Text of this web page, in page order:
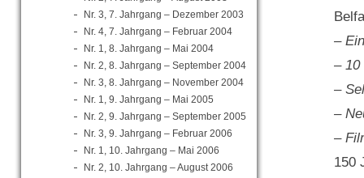
Nr. 3, 7. Jahrgang – Dezember 2003
Nr. 4, 7. Jahrgang – Februar 2004
Nr. 1, 8. Jahrgang – Mai 2004
Nr. 2, 8. Jahrgang – September 2004
Nr. 3, 8. Jahrgang – November 2004
Nr. 1, 9. Jahrgang – Mai 2005
Nr. 2, 9. Jahrgang – September 2005
Nr. 3, 9. Jahrgang – Februar 2006
Nr. 1, 10. Jahrgang – Mai 2006
Nr. 2, 10. Jahrgang – August 2006
–
– 10
–
–
–
150